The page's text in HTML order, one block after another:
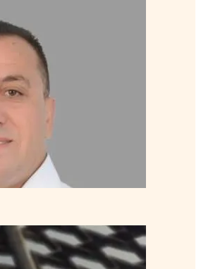
محمد عيسى, PCC
منتور كوتش متقدم